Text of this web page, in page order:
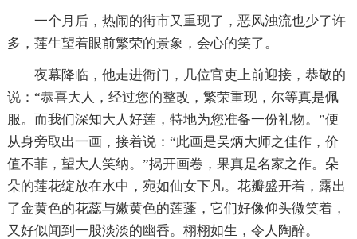
一个月后，热闹的街市又重现了，恶风浊流也少了许
多，莲生望着眼前繁荣的景象，会心的笑了。
夜幕降临，他走进衙门，几位官吏上前迎接，恭敬的
说：“恭喜大人，经过您的整改，繁荣重现，尔等真是佩
服。而我们深知大人好莲，特地为您准备一份礼物。”便
从身旁取出一画，接着说：“此画是吴炳大师之佳作，价
值不菲，望大人笑纳。”揭开画卷，果真是名家之作。朵
朵的莲花绽放在水中，宛如仙女下凡。花瓣盛开着，露出
了金黄色的花蕊与嫩黄色的莲蓬，它们好像仰头微笑着，
又好似闻到一股淡淡的幽香。栩栩如生，令人陶醉。